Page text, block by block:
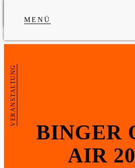
MENÜ
BINGER
AIR
VERANSTALTUNG